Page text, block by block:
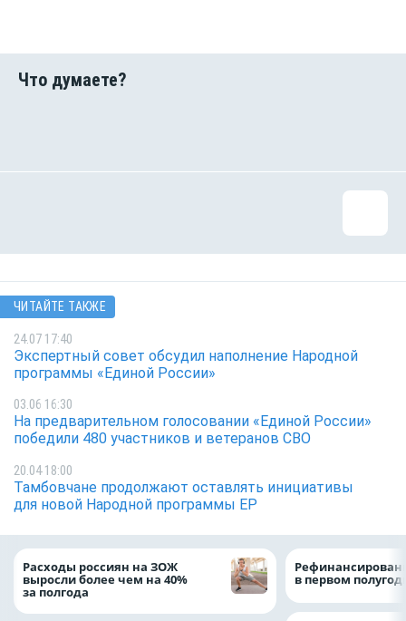
ЧИТАЙТЕ ТАКЖЕ
24.07 17:40
Экспертный совет обсудил наполнение Народной
программы «Единой России»
03.06 16:30
На предварительном голосовании «Единой России»
победили 480 участников и ветеранов СВО
20.04 18:00
Тамбовчане продолжают оставлять инициативы
для новой Народной программы ЕР
Расходы россиян на ЗОЖ
выросли более чем на 40%
за полгода
в первом